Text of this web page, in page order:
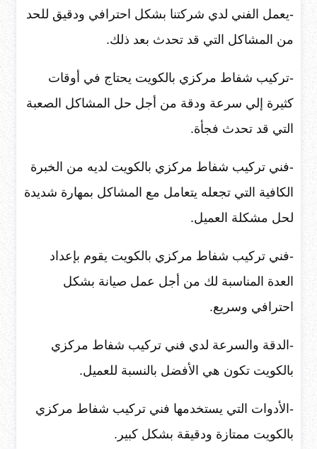
-يعمل الفني لدي شركتنا بشكل احترافي ودقيق للحد
من المشاكل التي قد تحدث بعد ذلك.
-تركيب شفاط مركزي بالكويت يحتاج في أوقات
كثيرة إلي سرعة ودقة من أجل حل المشاكل الصعبة
التي قد تحدث فجأة.
-فني تركيب شفاط مركزي بالكويت لديه من الخبرة
الكافية التي تجعله يتعامل مع المشاكل بمهارة شديدة
لحل مشكلة العميل.
-فني تركيب شفاط مركزي بالكويت يقوم بإعداد
العدة المناسبة لك من أجل عمل صيانة بشكل
احترافي وسريع.
-الدقة والسرعة لدي فني تركيب شفاط مركزي
بالكويت تكون هي الأفضل بالنسبة للعميل.
-الأدوات التي يستخدمها فني تركيب شفاط مركزي
بالكويت ممتازة ودقيقة بشكل كبير.